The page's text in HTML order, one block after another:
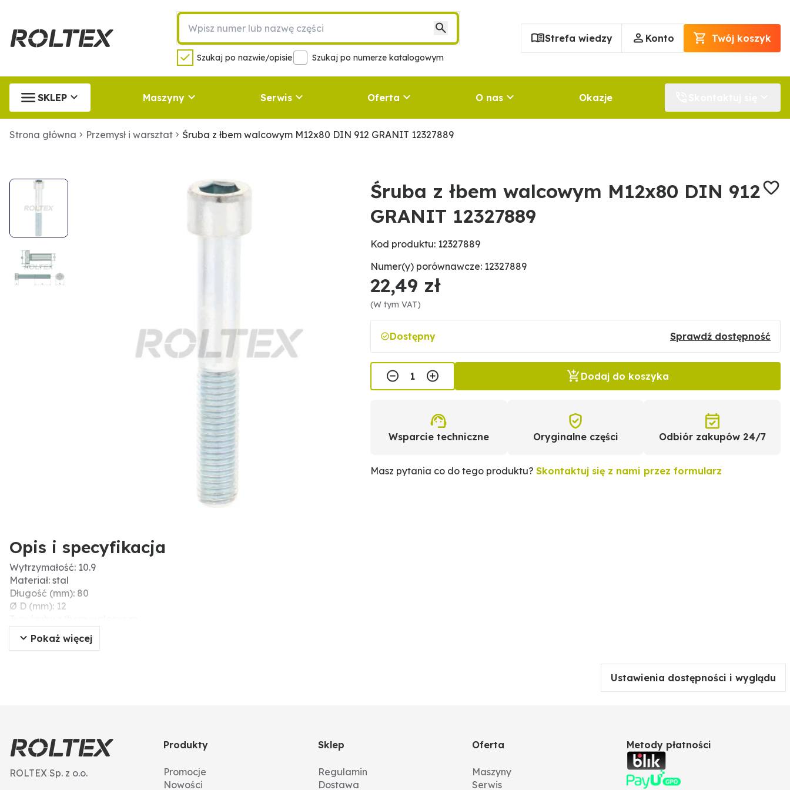
Szukaj po nazwie/opisie Szukaj po numerze katalogowym
Strefa wiedzy Konto Twój koszyk
SKLEP Maszyny Serwis Oferta O nas Okazje
Strona główna Przemysł i warsztat Śruba z łbem walcowym M12x80 DIN 912 GRANIT 12327889
Śruba z łbem walcowym M12x80 DIN 912
GRANIT 12327889
Kod produktu: 12327889
Numer(y) porównawcze: 12327889
22,49 zł
(W tym VAT)
Dostępny Sprawdź dostępność
Dodaj do koszyka
Wsparcie techniczne Oryginalne części Odbiór zakupów 24/7
Masz pytania co do tego produktu?Skontaktuj się z nami przez formularz
Opis i specyfikacja
Wytrzymałość: 10.9
Materiał: stal
Długość (mm): 80
Ø D (mm): 12
Kształt łba: głowica cylindra
Łeb: gniazdo sześciokątne
Wytrzymałość na zerwanie (N/mm²): 1000
Pokaż więcej
Ustawienia dostępności i wyglądu
ROLTEX Sp. z o.o.
Produkty
Promocje
Nowości
Sklep
Regulamin
Dostawa
Oferta
Maszyny
Serwis
Metody płatności